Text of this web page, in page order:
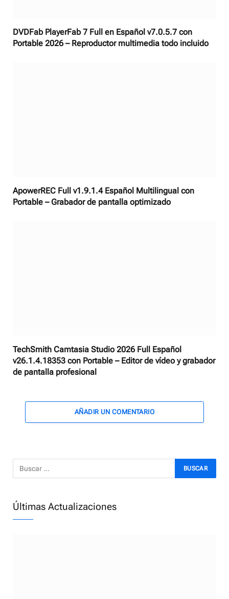
DVDFab PlayerFab 7 Full en Español v7.0.5.7 con
Portable 2026 – Reproductor multimedia todo incluido
ApowerREC Full v1.9.1.4 Español Multilingual con
Portable – Grabador de pantalla optimizado
TechSmith Camtasia Studio 2026 Full Español
v26.1.4.18353 con Portable – Editor de vídeo y grabador
de pantalla profesional
AÑADIR UN COMENTARIO
Últimas Actualizaciones